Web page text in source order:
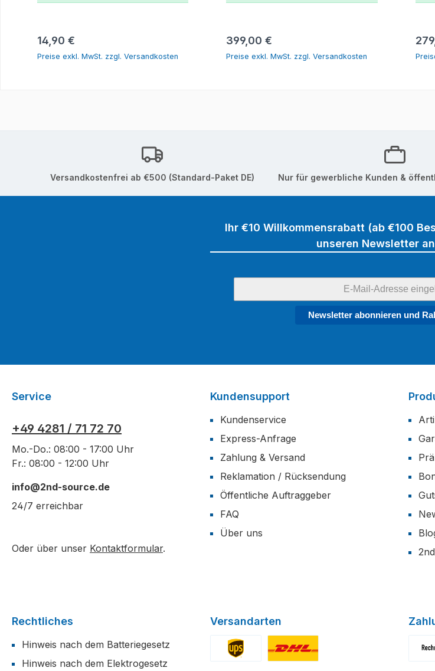
Regulärer Preis:
14,90 €
Preise exkl. MwSt. zzgl. Versandkosten
Regulärer Preis:
399,00 €
Preise exkl. MwSt. zzgl. Versandkosten
In den Warenkorb
Versandkostenfrei ab €500 (Standard-Paket DE) Nur für gewerbliche Kunden &
Ihr €10 Willkommensrabatt (ab €100
unseren Newsletter
Newsletter abonnieren und
Service
+49 4281 / 71 72 70
Mo.-Do.: 08:00 - 17:00 Uhr
Fr.: 08:00 - 12:00 Uhr
info@2nd-source.de
24/7 erreichbar
Oder über unser Kontaktformular.
Kundensupport
Kundenservice
Express-Anfrage
Zahlung & Versand
Reklamation / Rücksendung
Öffentliche Auftraggeber
FAQ
Über uns
Rechtliches
Hinweis nach dem Batteriegesetz
Hinweis nach dem Elektrogesetz
Versandarten